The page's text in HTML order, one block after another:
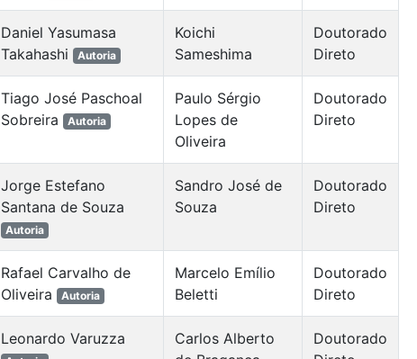
Daniel Yasumasa
Takahashi
Autoria
Koichi
Sameshima
Doutorado
Direto
Tiago José Paschoal
Sobreira
Autoria
Paulo Sérgio
Lopes de
Oliveira
Doutorado
Direto
Jorge Estefano
Santana de Souza
Autoria
Sandro José de
Souza
Doutorado
Direto
Rafael Carvalho de
Oliveira
Autoria
Marcelo Emílio
Beletti
Doutorado
Direto
Leonardo Varuzza
Carlos Alberto
Doutorado